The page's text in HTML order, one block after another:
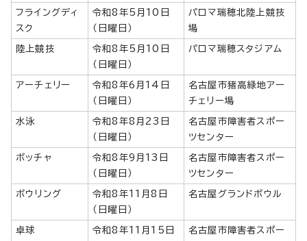
フライングディ
スク
令和8年5月10日
（日曜日）
パロマ瑞穂北陸上競技
場
陸上競技
令和8年5月10日
（日曜日）
パロマ瑞穂スタジアム
アーチェリー
令和8年6月14日
（日曜日）
名古屋市猪高緑地アー
チェリー場
水泳
令和8年8月23日
（日曜日）
名古屋市障害者スポー
ツセンター
ボッチャ
令和8年9月13日
（日曜日）
名古屋市障害者スポー
ツセンター
ボウリング
令和8年11月8日
（日曜日）
名古屋グランドボウル
卓球
令和8年11月15日
名古屋市障害者スポー